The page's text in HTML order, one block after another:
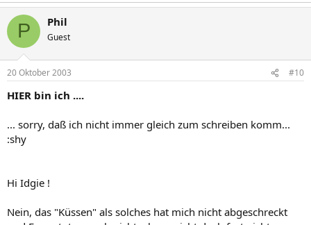
P Phil
Guest
20 Oktober 2003 #10
HIER bin ich ....
... sorry, daß ich nicht immer gleich zum schreiben komm...
:shy
Hi Idgie !
Nein, das "Küssen" als solches hat mich nicht abgeschreckt